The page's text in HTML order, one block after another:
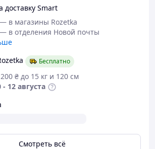
доставку Smart
— в магазины Rozetka
— в отделения Новой почты
Бесплатно
₴ до 15 кг и 120 см
- 12 августа
Смотреть всё